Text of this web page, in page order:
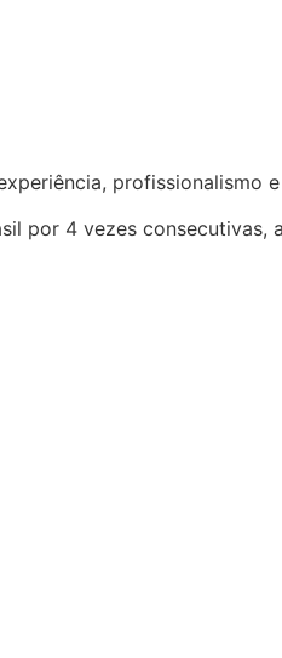
profissionalismo
por 4 vezes